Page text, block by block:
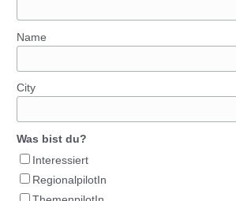
Name
City
Was bist du?
Interessiert
RegionalpilotIn